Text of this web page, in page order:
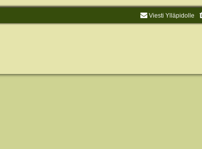
Viesti Ylläpidolle